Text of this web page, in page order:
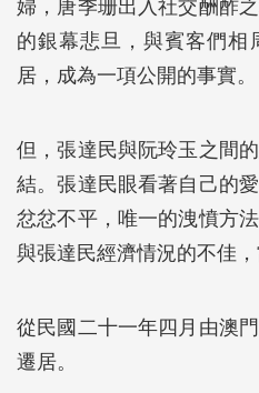
婦，唐季珊出入社交酬酢
的銀幕悲旦，與賓客們相
居，成為一項公開的事實。
但，張達民與阮玲玉之間
結。張達民眼看著自己的
忿忿不平，唯一的洩憤方
與張達民經濟情況的不佳，
從民國二十一年四月由澳
遷居。